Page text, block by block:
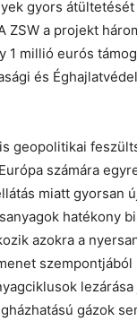
gyors átültetését
ZSW a projekt
1 millió eurós
és
geopolitikai
számára
miatt gyorsan
hatékony
azokra a
gázok